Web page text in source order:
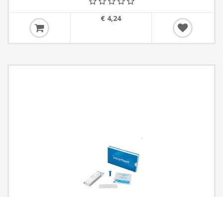
€ 4,24